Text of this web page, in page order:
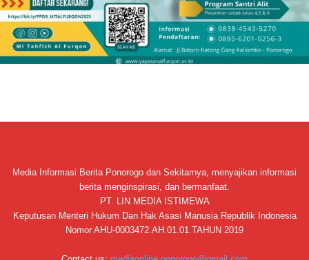
Media Informasi Berita Ponorogo dan Sekitarnya, menyajikan informasi
berita menginspirasi, dan bermanfaat.
PT. LIN MEDIA ISTIMEWA
Keputusan Menteri Hukum Dan Hak Asasi Manusia Republik Indonesia
Nomor AHU-0003472.AH.01.01.TAHUN 2019